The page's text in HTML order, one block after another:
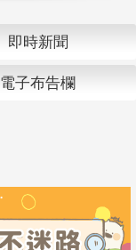
即時新聞
電子布告欄